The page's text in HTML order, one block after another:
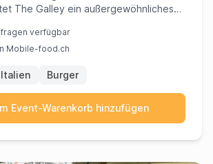
The Galley ein außergewöhnliches
verfügbar
Mobile-food.ch
Italien Burger
Event-Warenkorb hinzufügen